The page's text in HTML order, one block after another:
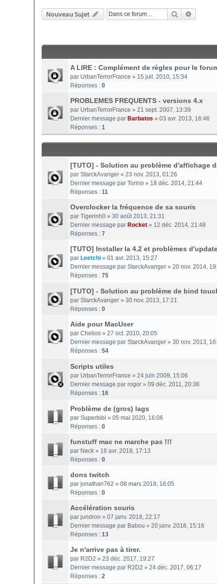
Nouveau Sujet Rechercher
A LIRE : Complément de règles pour le
par UrbanTerrorFrance » 15 juil. 2010, 15:34
Réponses : 0
PROBLEMES FREQUENTS - versions 4.x
par UrbanTerrorFrance » 21 sept. 2007, 13:39
Dernier message par Barbatos » 03 avr. 2013, 16:46
Réponses : 1
[TUTO] - Solution au problème d'affichage
par StarckAvanger » 23 nov. 2013, 01:26
Dernier message par Torino » 18 déc. 2014, 21:44
Réponses : 11
Overclocker la fréquence de sa souris
par Tigerinh0 » 30 août 2013, 21:31
Dernier message par Rocket » 12 déc. 2014, 21:48
Réponses : 7
[TUTO] Installer la 4.2 et problèmes
par Leetchi » 01 avr. 2013, 15:27
Dernier message par StarckAvanger » 20 nov. 2014,
Réponses : 75
[TUTO] - Solution au problème de bind
par StarckAvanger » 30 nov. 2013, 17:21
Réponses : 0
Aide pour MacUser
par Chelios » 27 oct. 2010, 20:05
Dernier message par StarckAvanger » 30 nov. 2013,
Réponses : 54
Scripts utiles
par UrbanTerrorFrance » 24 juin 2009, 15:06
Dernier message par rogor » 09 déc. 2011, 20:36
Réponses : 16
Problème de (gros) lags
par Superbibi » 05 mai 2020, 16:06
Réponses : 0
funstuff mac ne marche pas !!!
par Neck » 16 avr. 2018, 17:13
Réponses : 0
dons twitch
par jonathan762 » 08 mars 2018, 16:05
Réponses : 0
Accélération souris
par jundron » 07 janv. 2018, 22:17
Dernier message par Babou » 20 janv. 2018, 15:16
Réponses : 13
Je n'arrive pas à tirer.
par R2D2 » 23 déc. 2017, 19:27
Dernier message par R2D2 » 24 déc. 2017, 06:17
Réponses : 2